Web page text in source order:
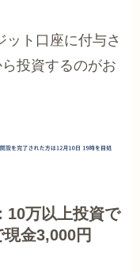
ット口座に付与さ
投資するのがお
万以上投資で
金3,000円